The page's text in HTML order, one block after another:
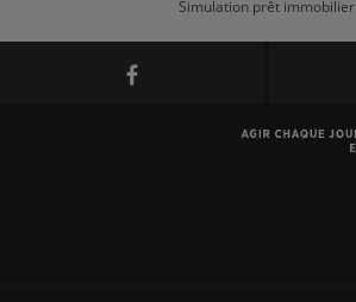
Simulation prêt immobilier